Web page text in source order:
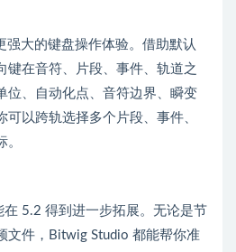
强大的键盘操作体验。借助默认
键在音符、片段、事件、轨道之
位、自动化点、音符边界、瞬变
以跨轨选择多个片段、事件、
5.2 得到进一步拓展。无论是节
文件，Bitwig Studio 都能帮你准